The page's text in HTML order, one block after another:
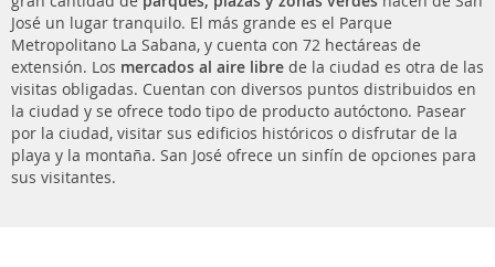
José un lugar tranquilo. El más grande es el Parque
Metropolitano La Sabana, y cuenta con 72 hectáreas de
extensión. Los mercados al aire libre de la ciudad es otra de las
visitas obligadas. Cuentan con diversos puntos distribuidos en
la ciudad y se ofrece todo tipo de producto autóctono. Pasear
por la ciudad, visitar sus edificios históricos o disfrutar de la
playa y la montaña. San José ofrece un sinfín de opciones para
sus visitantes.